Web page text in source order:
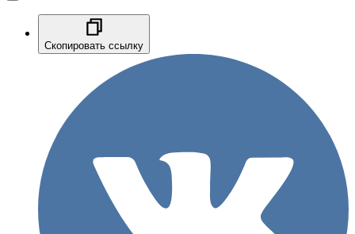
Скопировать ссылку